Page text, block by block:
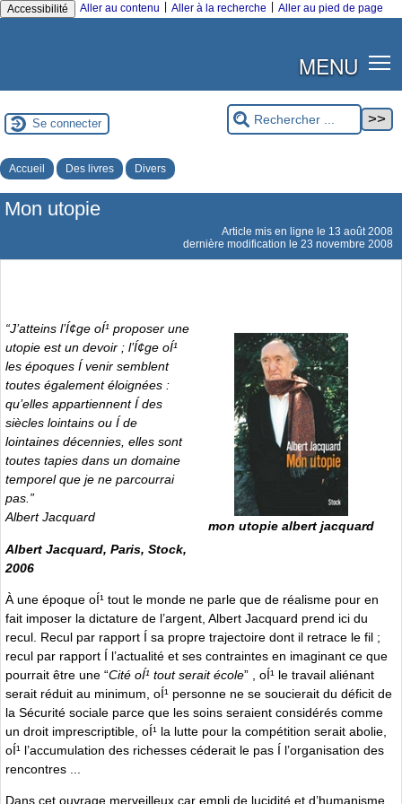
Accessibilité Aller au contenu Aller à la recherche Aller au pied de page
MENU
Se connecter
Accueil Des livres Divers
Mon utopie
Article mis en ligne le 13 août 2008
dernière modification le 23 novembre 2008
mon utopie albert jacquard
“J’atteins l’Í¢ge oÍ¹ proposer une
utopie est un devoir ; l’Í¢ge oÍ¹
les époques Í venir semblent
toutes également éloignées :
qu’elles appartiennent Í des
siècles lointains ou Í de
lointaines décennies, elles sont
toutes tapies dans un domaine
temporel que je ne parcourrai
pas.”
Albert Jacquard
Albert Jacquard, Paris, Stock,
2006
À une époque oÍ¹ tout le monde ne parle que de réalisme pour en
fait imposer la dictature de l’argent, Albert Jacquard prend ici du
recul. Recul par rapport Í sa propre trajectoire dont il retrace le fil ;
recul par rapport Í l’actualité et ses contraintes en imaginant ce que
pourrait être une “Cité oÍ¹ tout serait école” , oÍ¹ le travail aliénant
serait réduit au minimum, oÍ¹ personne ne se soucierait du déficit de
la Sécurité sociale parce que les soins seraient considérés comme
un droit imprescriptible, oÍ¹ la lutte pour la compétition serait abolie,
oÍ¹ l’accumulation des richesses céderait le pas Í l’organisation des
rencontres ...
Dans cet ouvrage merveilleux car empli de lucidité et d’humanisme,